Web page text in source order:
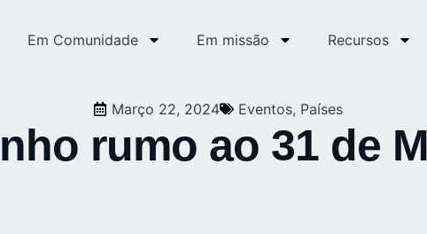
Em Comunidade Em missão Recursos
Março 22, 2024 Eventos, Países
rumo ao 31 de